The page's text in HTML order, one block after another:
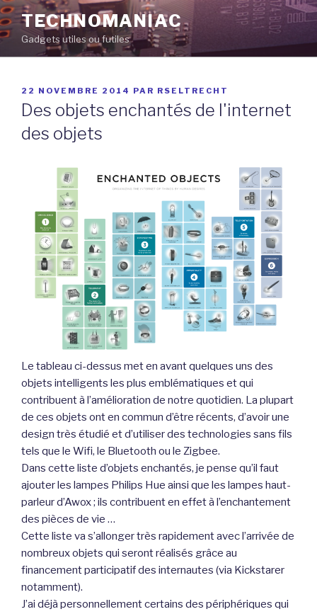
Aller
au
contenu
principal
TECHNOMANIAC
Gadgets utiles ou futiles
PUBLIÉ
LE
22 NOVEMBRE 2014 PAR RSELTRECHT
Des objets enchantés de l'internet
des objets
Le tableau ci-dessus met en avant quelques uns des
objets intelligents les plus emblématiques et qui
contribuent à l’amélioration de notre quotidien. La plupart
de ces objets ont en commun d’être récents, d’avoir une
design très étudié et d’utiliser des technologies sans fils
tels que le Wifi, le Bluetooth ou le Zigbee.
Dans cette liste d’objets enchantés, je pense qu’il faut
ajouter les lampes Philips Hue ainsi que les lampes haut-
parleur d’Awox ; ils contribuent en effet à l’enchantement
des pièces de vie …
Cette liste va s’allonger très rapidement avec l’arrivée de
nombreux objets qui seront réalisés grâce au
financement participatif des internautes (via Kickstarer
notamment).
J’ai déjà personnellement certains des périphériques qui